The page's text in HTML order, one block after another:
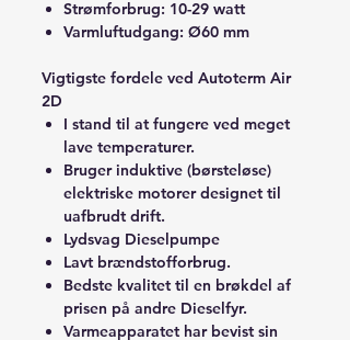
Strømforbrug: 10-29 watt
Varmluftudgang: Ø60 mm
Vigtigste fordele ved Autoterm Air
2D
I stand til at fungere ved meget
lave temperaturer.
Bruger induktive (børsteløse)
elektriske motorer designet til
uafbrudt drift.
Lydsvag Dieselpumpe
Lavt brændstofforbrug.
Bedste kvalitet til en brøkdel af
prisen på andre Dieselfyr.
Varmeapparatet har bevist sin